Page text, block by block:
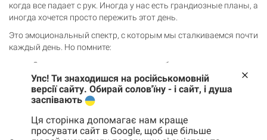
когда все падает с рук. Иногда у нас есть грандиозные планы, а
иногда хочется просто пережить этот день.
Это эмоциональный спектр, с которым мы сталкиваемся почти
каждый день. Но помните:
Это нормально – испытывать любые эмоции.
Каждая эмоция имеет ценность. Она может чему-то
научить, подтолкнуть к действию, помочь лучше понять
себя.
противоречивые и хаотичные.
Упс! Ти знаходишся на російськомовній
версії сайту. Обирай солов'їну - і сайт, і душа
заспівають
Ця сторінка допомагає нам краще
просувати сайт в Google, щоб ще більше